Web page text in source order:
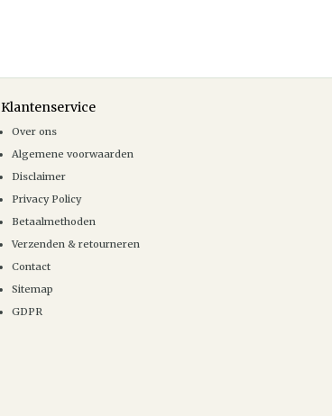
Klantenservice
Over ons
Algemene voorwaarden
Disclaimer
Privacy Policy
Betaalmethoden
Verzenden & retourneren
Contact
Sitemap
GDPR